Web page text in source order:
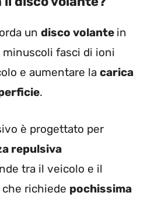
un disco volante in
fasci di ioni
e aumentare la carica
.
è progettato per
repulsiva
tra il veicolo e il
richiede pochissima